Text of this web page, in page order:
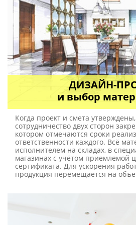
ДИЗАЙН-
и выбор
Когда проект и смета утверждены,
сотрудничество двух сторон
котором отмечаются сроки
ответственности каждого. Всё
исполнителем на складах, в
магазинах с учётом приемлемой
сертификата. Для ускорения
продукция перемещается на